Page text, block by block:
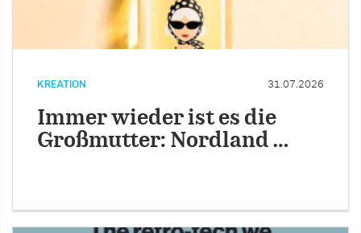
KREATION 31.07.2026
Immer wieder ist es die
Großmutter: Nordland …